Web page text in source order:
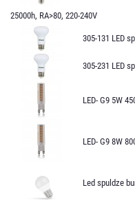
25000h, RA>80, 220-240V
305-131 LED
305-231 LED
LED- G9 5W
LED- G9 8W
Led spuldze